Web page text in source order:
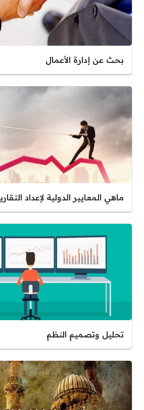
بحث عن إدارة الأعمال
ماهي المعايير الدولية لإعداد
تحليل وتصميم النظم